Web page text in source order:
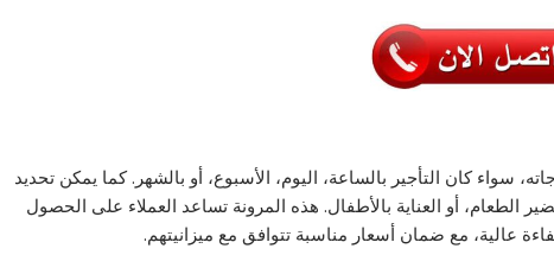
سواء كان التأجير بالساعة، اليوم، الأسبوع، أو بالشهر. كما يمكن تحديد
الطعام، أو العناية بالأطفال. هذه المرونة تساعد العملاء على الحصول
عالية، مع ضمان أسعار مناسبة تتوافق مع ميزانيتهم.